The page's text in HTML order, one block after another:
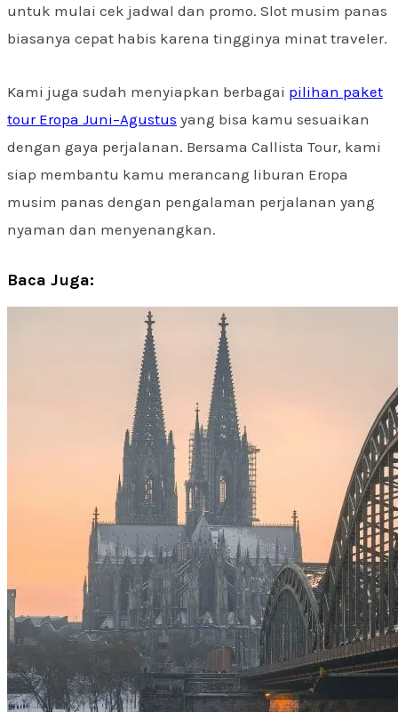
untuk mulai cek jadwal dan promo. Slot musim panas
biasanya cepat habis karena tingginya minat traveler.
Kami juga sudah menyiapkan berbagai pilihan paket
tour Eropa Juni–Agustus yang bisa kamu sesuaikan
dengan gaya perjalanan. Bersama Callista Tour, kami
siap membantu kamu merancang liburan Eropa
musim panas dengan pengalaman perjalanan yang
nyaman dan menyenangkan.
Baca Juga: